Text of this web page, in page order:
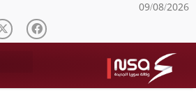
09/08/2026